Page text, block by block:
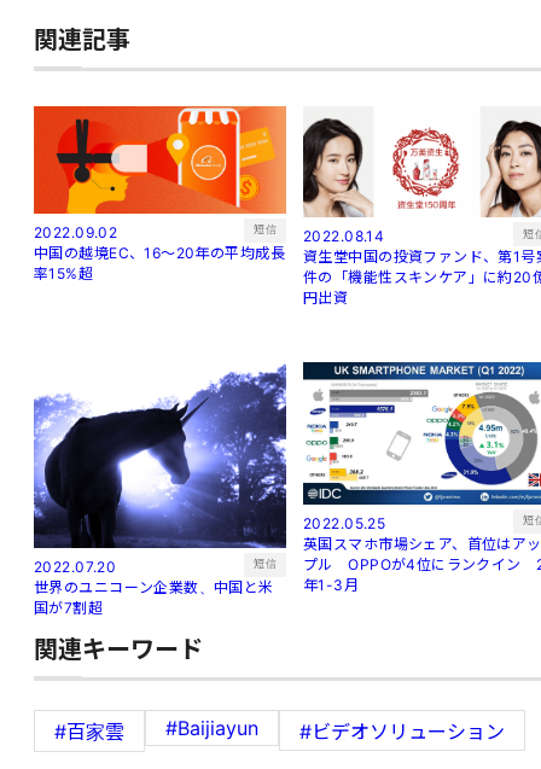
関連記事
2022.09.02 短信
中国の越境EC、16～20年の平均成長
率15%超
2022.08.14 短
資生堂中国の投資ファンド、第1号
件の「機能性スキンケア」に約20
円出資
2022.07.20 短信
世界のユニコーン企業数、中国と米
国が7割超
2022.05.25 短
英国スマホ市場シェア、首位はアッ
プル OPPOが4位にランクイン
年1-3月
関連キーワード
#百家雲 #Baijiayun #ビデオソリューション